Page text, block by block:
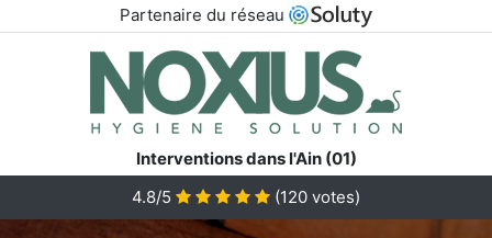
Partenaire du réseau
Interventions dans l'Ain (01)
4.8/5 (120 votes)